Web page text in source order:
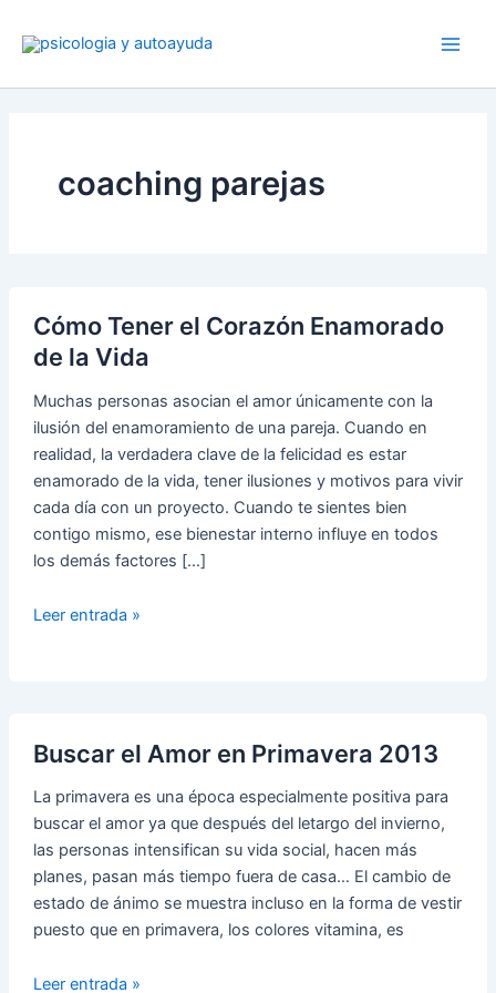
coaching parejas
Cómo Tener el Corazón Enamorado
de la Vida
Muchas personas asocian el amor únicamente con la
ilusión del enamoramiento de una pareja. Cuando en
realidad, la verdadera clave de la felicidad es estar
enamorado de la vida, tener ilusiones y motivos para vivir
cada día con un proyecto. Cuando te sientes bien
contigo mismo, ese bienestar interno influye en todos
los demás factores […]
Cómo
de
Vida
Leer entrada »
Buscar el Amor en Primavera 2013
La primavera es una época especialmente positiva para
buscar el amor ya que después del letargo del invierno,
las personas intensifican su vida social, hacen más
planes, pasan más tiempo fuera de casa… El cambio de
estado de ánimo se muestra incluso en la forma de vestir
puesto que en primavera, los colores vitamina, es
Buscar
Leer entrada »